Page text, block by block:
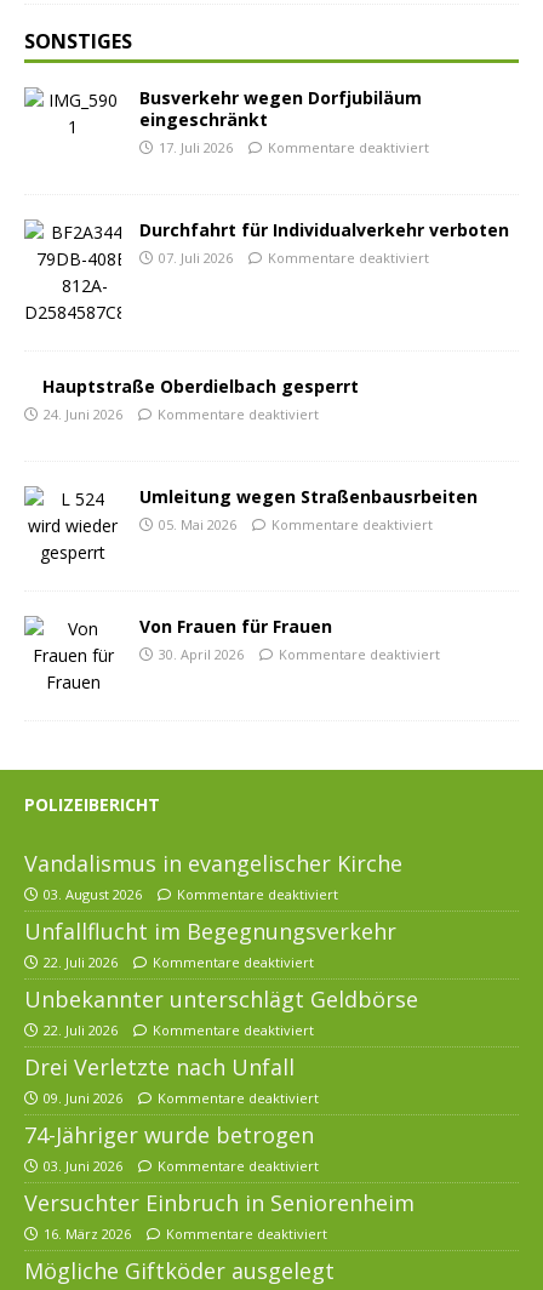
SONSTIGES
Busverkehr wegen Dorfjubiläum
eingeschränkt
17. Juli 2026 Kommentare deaktiviert
Durchfahrt für Individualverkehr verboten
07. Juli 2026 Kommentare deaktiviert
Hauptstraße Oberdielbach gesperrt
24. Juni 2026 Kommentare deaktiviert
Umleitung wegen Straßenbausrbeiten
05. Mai 2026 Kommentare deaktiviert
Von Frauen für Frauen
30. April 2026 Kommentare deaktiviert
POLIZEIBERICHT
Vandalismus in evangelischer Kirche
03. August 2026 Kommentare deaktiviert
Unfallflucht im Begegnungsverkehr
22. Juli 2026 Kommentare deaktiviert
Unbekannter unterschlägt Geldbörse
22. Juli 2026 Kommentare deaktiviert
Drei Verletzte nach Unfall
09. Juni 2026 Kommentare deaktiviert
74-Jähriger wurde betrogen
03. Juni 2026 Kommentare deaktiviert
Versuchter Einbruch in Seniorenheim
16. März 2026 Kommentare deaktiviert
Mögliche Giftköder ausgelegt